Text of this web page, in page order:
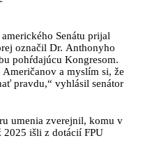
Senátu prijal
označil Dr. Anthonyho
pohŕdajúcu Kongresom.
a myslím si, že
pravdu,“ vyhlásil senátor
umenia zverejnil, komu v
2025 išli z dotácií FPU